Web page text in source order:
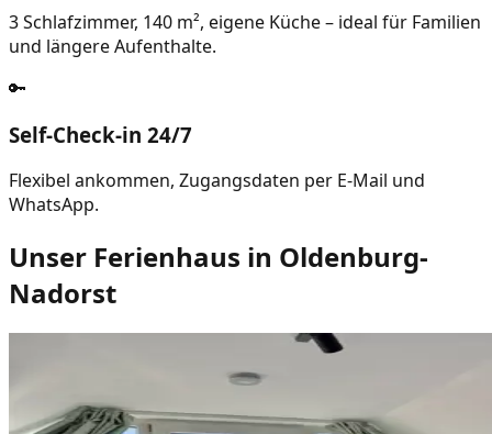
3 Schlafzimmer, 140 m², eigene Küche – ideal für Familien
und längere Aufenthalte.
🔑
Self-Check-in 24/7
Flexibel ankommen, Zugangsdaten per E-Mail und
WhatsApp.
Unser Ferienhaus in Oldenburg-
Nadorst